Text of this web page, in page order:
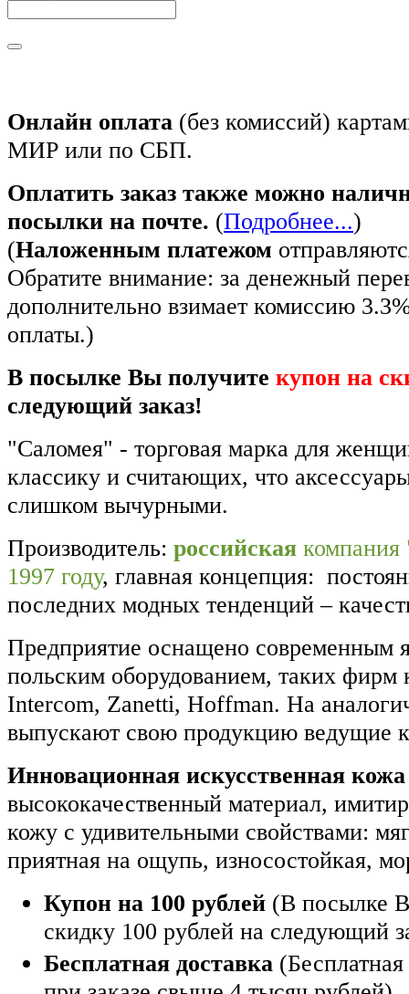
Онлайн оплата (без комиссий)
МИР или по СБП.
Оплатить заказ также можно
посылки на почте. (Подробнее...)
(Наложенным платежом
Обратите внимание: за денежный
дополнительно взимает комиссию
оплаты.)
В посылке Вы получите купон на
следующий заказ!
"Саломея" - торговая марка для
классику и считающих, что
слишком вычурными.
Производитель: российская
1997 году, главная концепция:
последних модных тенденций –
Предприятие оснащено современным
польским оборудованием, таких фирм
Intercom, Zanetti, Hoffman. На
выпускают свою продукцию ведущие
Инновационная искусственная
высококачественный материал,
кожу с удивительными свойствами:
приятная на ощупь, износостойкая,
Купон на 100 рублей (В посылке
скидку 100 рублей на следующий
Бесплатная доставка